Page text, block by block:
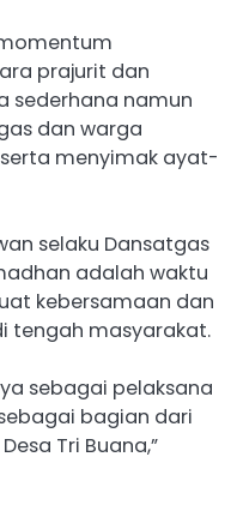
prajurit dan
sederhana namun
dan warga
menyimak ayat-
selaku Dansatgas
adalah waktu
kebersamaan dan
tengah masyarakat.
sebagai pelaksana
bagian dari
Tri Buana,”